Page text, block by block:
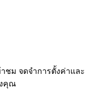
ชม จดจำการตั้งค่าและ
คุณ